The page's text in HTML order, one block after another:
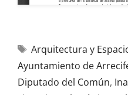
Arquitectura y
Ayuntamiento de
Diputado del Común,